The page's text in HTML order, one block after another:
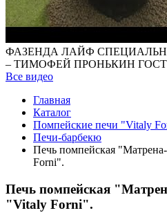
ФАЗЕНДА ЛАЙФ
– ТИМОФЕЙ ПРОНЬКИН
Все видео
Главная
Каталог
Помпейские печи "Vitaly
Печи-барбекю
Печь помпейская
Forni".
Печь помпейская
"Vitaly Forni".